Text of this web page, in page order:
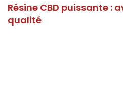
Résine CBD puissante :
qualité